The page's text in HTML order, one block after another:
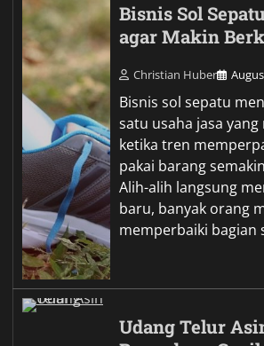
Bisnis Sol
agar Makin
Christian Huber
Bisnis sol sepatu
satu usaha jasa
ketika tren
pakai barang
Alih-alih langsung
baru, banyak orang
memperbaiki bagian
Udang Telur